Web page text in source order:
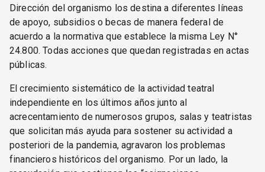
Dirección del organismo los destina a diferentes líneas
de apoyo, subsidios o becas de manera federal de
acuerdo a la normativa que establece la misma Ley N°
24.800. Todas acciones que quedan registradas en actas
públicas.
El crecimiento sistemático de la actividad teatral
independiente en los últimos años junto al
acrecentamiento de numerosos grupos, salas y teatristas
que solicitan más ayuda para sostener su actividad a
posteriori de la pandemia, agravaron los problemas
financieros históricos del organismo. Por un lado, la